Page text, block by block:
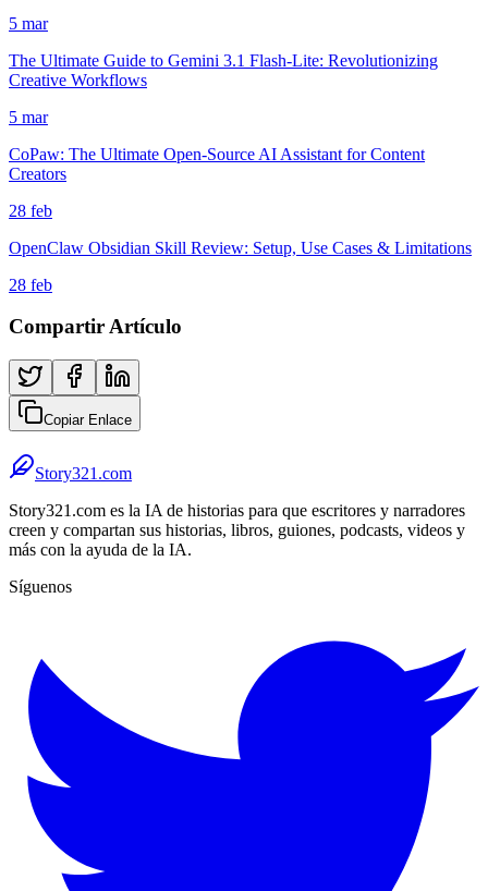
5 mar
The Ultimate Guide to Gemini 3.1 Flash-Lite: Revolutionizing
Creative Workflows
5 mar
CoPaw: The Ultimate Open-Source AI Assistant for Content
Creators
28 feb
OpenClaw Obsidian Skill Review: Setup, Use Cases & Limitations
28 feb
Compartir Artículo
Copiar Enlace
Story321.com
Story321.com es la IA de historias para que escritores y narradores
creen y compartan sus historias, libros, guiones, podcasts, videos y
más con la ayuda de la IA.
Síguenos